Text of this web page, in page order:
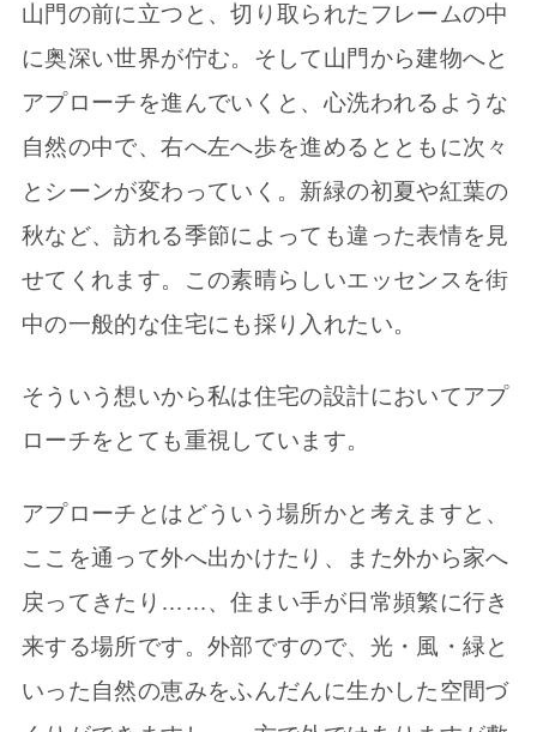
山門の前に立つと、切り取られたフレームの中
に奥深い世界が佇む。そして山門から建物へと
アプローチを進んでいくと、心洗われるような
自然の中で、右へ左へ歩を進めるとともに次々
とシーンが変わっていく。新緑の初夏や紅葉の
秋など、訪れる季節によっても違った表情を見
せてくれます。この素晴らしいエッセンスを街
中の一般的な住宅にも採り入れたい。
そういう想いから私は住宅の設計においてアプ
ローチをとても重視しています。
アプローチとはどういう場所かと考えますと、
ここを通って外へ出かけたり、また外から家へ
戻ってきたり……、住まい手が日常頻繁に行き
来する場所です。外部ですので、光・風・緑と
いった自然の恵みをふんだんに生かした空間づ